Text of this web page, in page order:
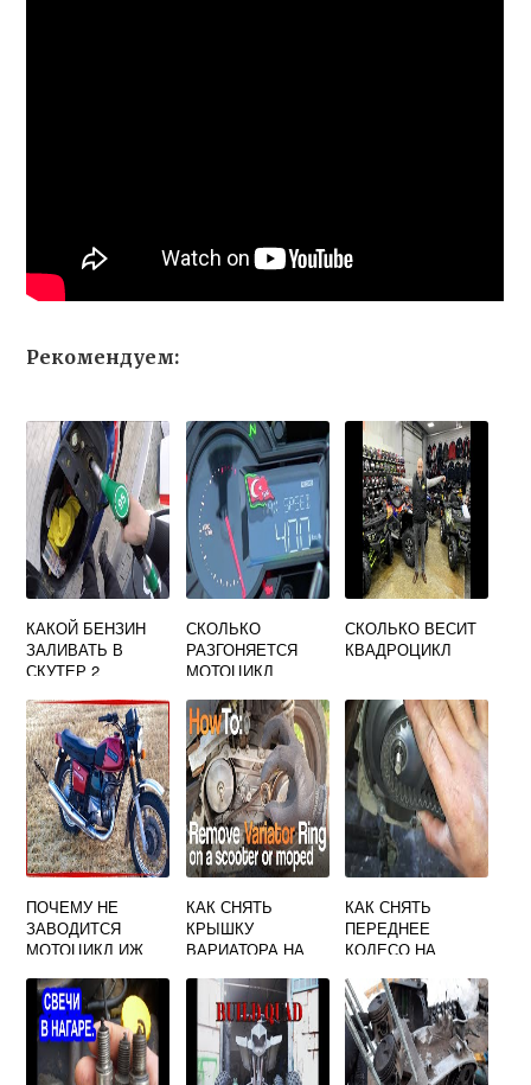
Рекомендуем:
КАКОЙ БЕНЗИН
ЗАЛИВАТЬ В
СКУТЕР 2
ЛЕТС
СКОЛЬКО
РАЗГОНЯЕТСЯ
МОТОЦИКЛ
СКОЛЬКО ВЕСИТ
КВАДРОЦИКЛ
ПОЧЕМУ НЕ
ЗАВОДИТСЯ
МОТОЦИКЛ ИЖ
КАК СНЯТЬ
КРЫШКУ
ВАРИАТОРА НА
КАК СНЯТЬ
ПЕРЕДНЕЕ
КОЛЕСО НА
ЛЕТС 2